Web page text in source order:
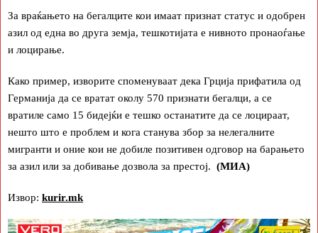
За враќањето на бегалците кои имаат признат статус и одобрен
азил од една во друга земја, тешкотијата е нивното пронаоѓање
и лоцирање.
Како пример, изворите споменуваат дека Грција прифатила од
Германија да се вратат околу 570 признати бегалци, а се
вратиле само 15 бидејќи е тешко останатите да се лоцираат,
нешто што е проблем и кога станува збор за нелегалните
мигранти и оние кои не добиле позитивен одговор на барањето
за азил или за добивање дозвола за престој. (МИА)
Извор: kurir.mk